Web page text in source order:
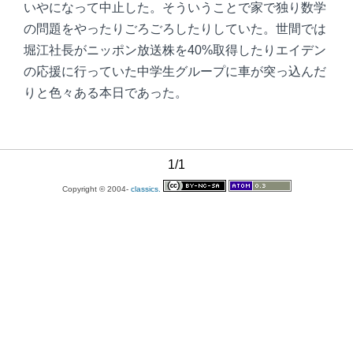
いやになって中止した。そういうことで家で独り数学
の問題をやったりごろごろしたりしていた。世間では
堀江社長がニッポン放送株を40%取得したりエイデン
の応援に行っていた中学生グループに車が突っ込んだ
りと色々ある本日であった。
1/1
Copyright © 2004- classics.